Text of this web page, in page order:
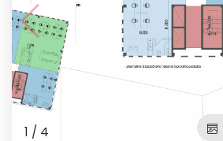
1 / 4